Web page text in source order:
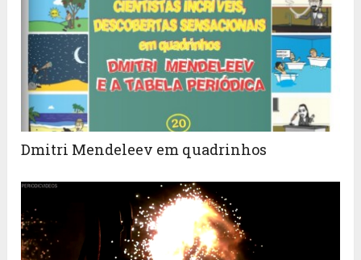
Dmitri Mendeleev em quadrinhos